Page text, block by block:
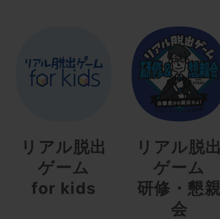
リアル脱出
ゲーム
for kids
リアル脱
ゲーム
研修・懇
会